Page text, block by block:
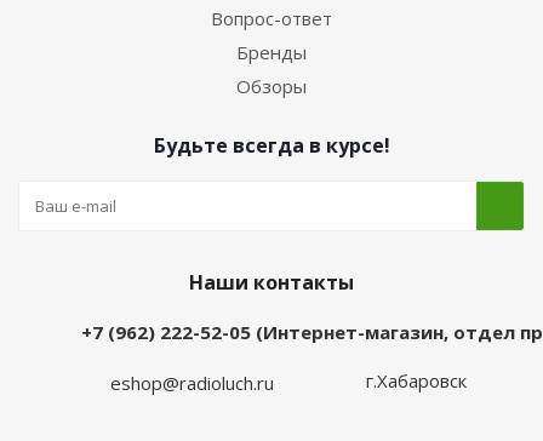
Вопрос-ответ
Бренды
Обзоры
Будьте всегда в курсе!
Наши контакты
+7 (962) 222-52-05 (Интернет-магазин, отдел
eshop@radioluch.ru г.Хабаровск